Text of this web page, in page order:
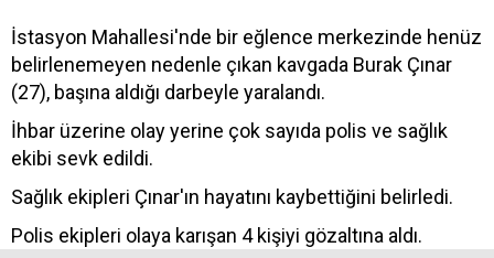
İstasyon Mahallesi'nde bir eğlence merkezinde henüz
belirlenemeyen nedenle çıkan kavgada Burak Çınar
(27), başına aldığı darbeyle yaralandı.
İhbar üzerine olay yerine çok sayıda polis ve sağlık
ekibi sevk edildi.
Sağlık ekipleri Çınar'ın hayatını kaybettiğini belirledi.
Polis ekipleri olaya karışan 4 kişiyi gözaltına aldı.